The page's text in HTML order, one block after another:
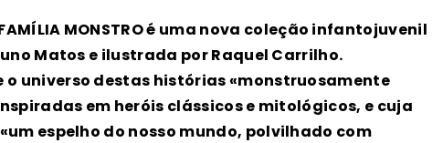
MONSTRO é uma nova coleção infantojuvenil
Matos e ilustrada por Raquel Carrilho.
o universo destas histórias «monstruosamente
em heróis clássicos e mitológicos, e cuja
espelho do nosso mundo, polvilhado com